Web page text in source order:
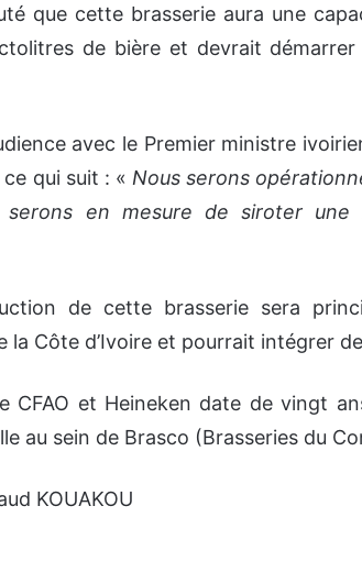
que cette brasserie aura une
de bière et devrait
avec le Premier ministre
qui suit : « Nous serons
serons en mesure de siroter
de cette brasserie sera
la Côte d’Ivoire et pourrait intégrer
CFAO et Heineken date de vingt
au sein de Brasco (Brasseries du
KOUAKOU